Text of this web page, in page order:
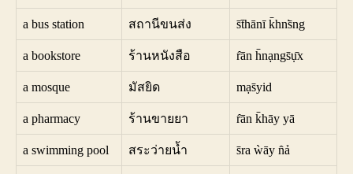
a bus station สถานีขนส่ง s̄t̄hānī k̄hns̄̀ng
a bookstore ร้านหนังสือ r̂ān h̄nạngs̄ụ̄x
a mosque มัสยิด mạs̄yid
a pharmacy ร้านขายยา r̂ān k̄hāy yā
a swimming pool สระว่ายน้ำ s̄ra ẁāy n̂ả